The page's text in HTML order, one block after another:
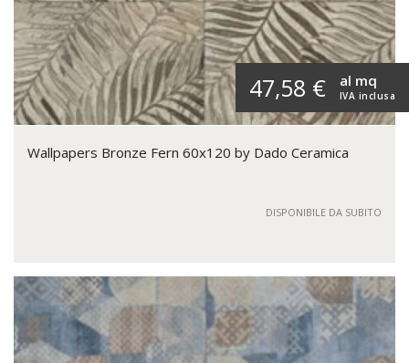
47,58 € IVA inclusa
al mq
Wallpapers Bronze Fern 60x120 by Dado Ceramica
DISPONIBILE DA SUBITO